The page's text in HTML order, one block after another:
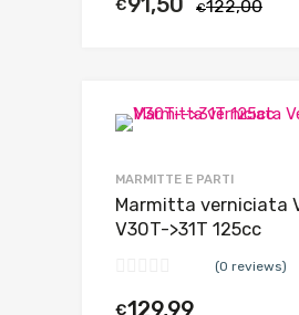
€122,00
€
MARMITTE E PARTI
Marmitta verniciata
V30T->31T 125cc
(0 reviews)
€